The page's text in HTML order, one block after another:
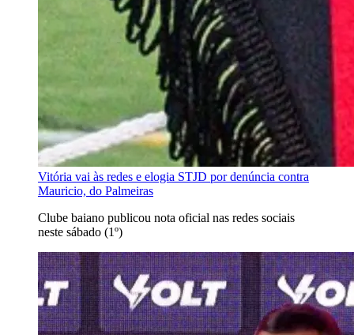
Vitória vai às redes e elogia STJD por denúncia contra
Mauricio, do Palmeiras
Clube baiano publicou nota oficial nas redes sociais
neste sábado (1º)